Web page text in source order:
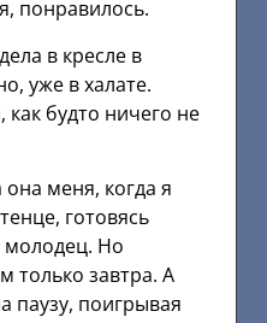
понравилось.
в кресле в
уже в халате.
будто ничего не
меня, когда я
готовясь
молодец. Но
только завтра. А
паузу, поигрывая